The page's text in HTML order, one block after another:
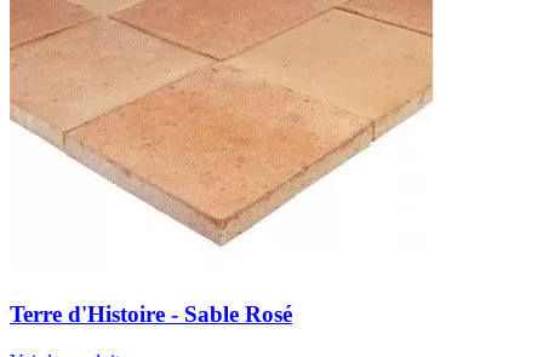
Terre d'Histoire - Sable Rosé